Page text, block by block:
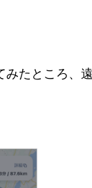
みたところ、